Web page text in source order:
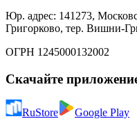
Юр. адрес: 141273,
Григорково, тер. Вишни-
ОГРН 1245000132002
Скачайте
RuStore Google Play